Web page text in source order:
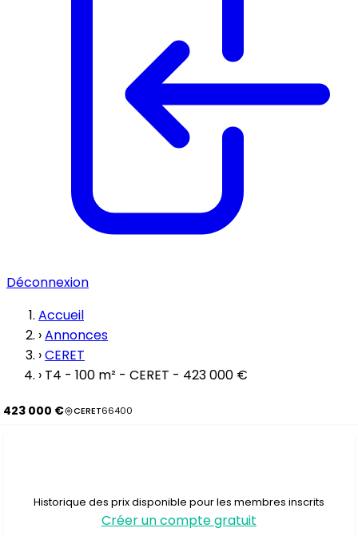
Déconnexion
Accueil
›Annonces
›CERET
› T4 - 100 m² - CERET - 423 000 €
423 000 € CERET66400
Historique des prix disponible pour les membres inscrits
Créer un compte gratuit